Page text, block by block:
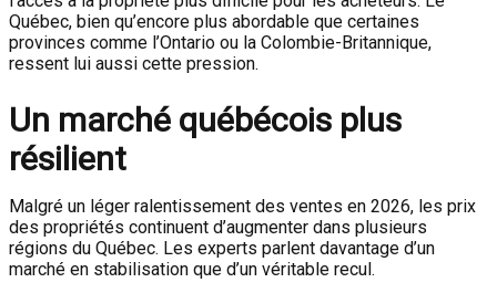
Québec, bien qu’encore plus abordable que certaines
provinces comme l’Ontario ou la Colombie-Britannique,
ressent lui aussi cette pression.
Un marché québécois plus
résilient
Malgré un léger ralentissement des ventes en 2026, les prix
des propriétés continuent d’augmenter dans plusieurs
régions du Québec. Les experts parlent davantage d’un
marché en stabilisation que d’un véritable recul.